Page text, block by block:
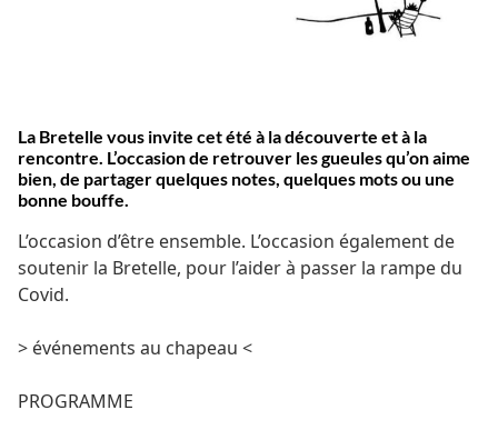
La Bretelle vous invite cet été à la découverte et à la
rencontre. L’occasion de retrouver les gueules qu’on aime
bien, de partager quelques notes, quelques mots ou une
bonne bouffe.
L’occasion d’être ensemble. L’occasion également de
soutenir la Bretelle, pour l’aider à passer la rampe du
Covid.
> événements au chapeau <
PROGRAMME